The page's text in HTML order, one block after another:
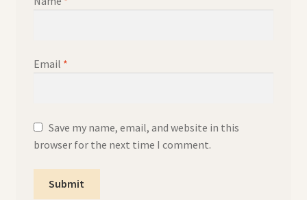
Email *
Save my name, email, and website in this
browser for the next time I comment.